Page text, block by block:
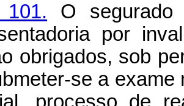
O segurado
por
obrigados, sob
se a exame